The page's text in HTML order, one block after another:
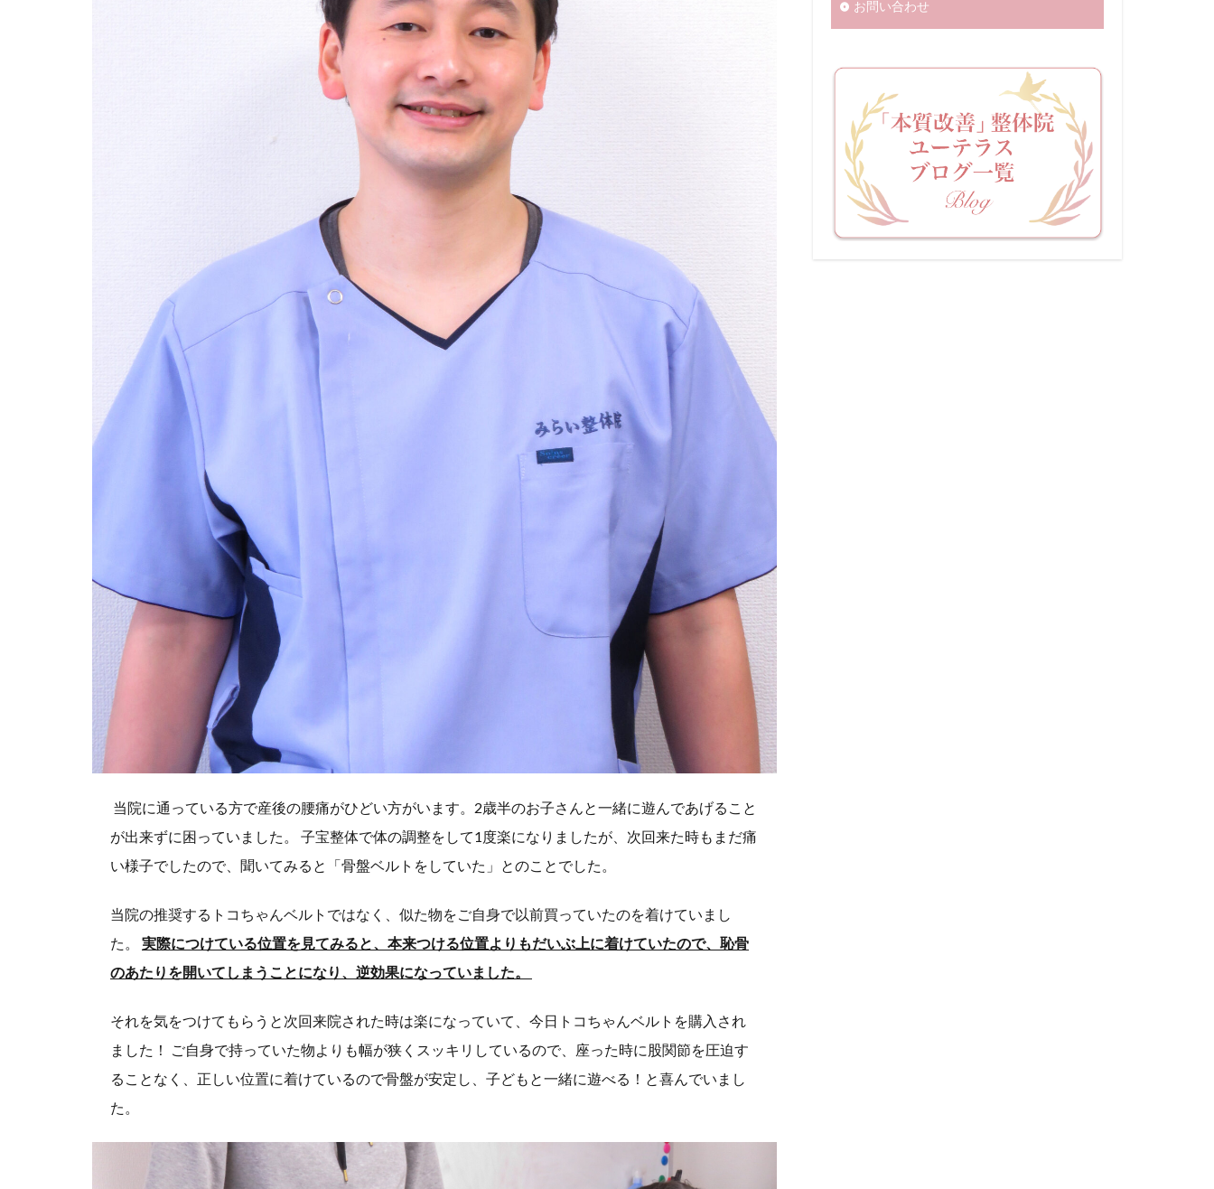
当院に通っている方で産後の腰痛がひどい方がいます。2歳半のお子さんと一緒に遊んであげること
が出来ずに困っていました。 子宝整体で体の調整をして1度楽になりましたが、次回来た時もまだ痛
い様子でしたので、聞いてみると「骨盤ベルトをしていた」とのことでした。
当院の推奨するトコちゃんベルトではなく、似た物をご自身で以前買っていたのを着けていまし
た。 実際につけている位置を見てみると、本来つける位置よりもだいぶ上に着けていたので、恥骨
のあたりを開いてしまうことになり、逆効果になっていました。
それを気をつけてもらうと次回来院された時は楽になっていて、今日トコちゃんベルトを購入され
ました！ ご自身で持っていた物よりも幅が狭くスッキリしているので、座った時に股関節を圧迫す
ることなく、正しい位置に着けているので骨盤が安定し、子どもと一緒に遊べる！と喜んでいまし
た。
お問い合わせ